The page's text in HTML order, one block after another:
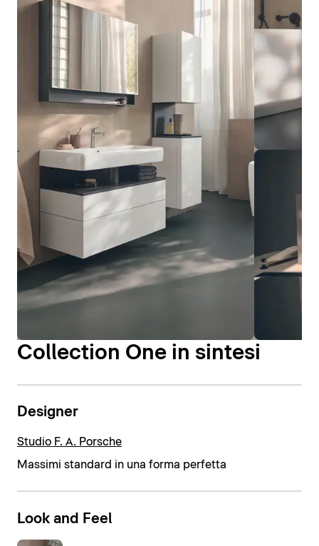
Collection One in sintesi
Designer
Studio F. A. Porsche
Massimi standard in una forma perfetta
Look and Feel